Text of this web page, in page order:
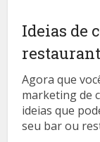
Ideias de
Agora que
marketing de
ideias que
seu bar ou